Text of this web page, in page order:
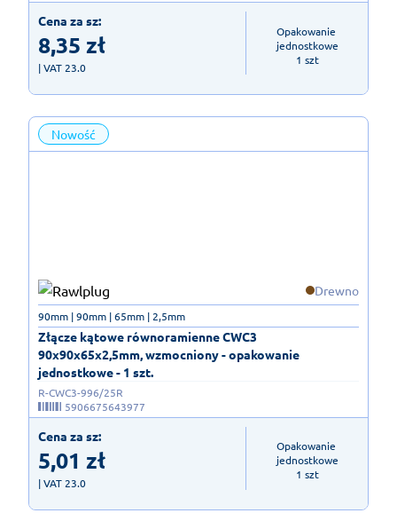
Cena za sz:
8,35 zł
| VAT 23.0
Opakowanie
jednostkowe
1 szt
Nowość
Drewno
Złącze kątowe równoramienne CWC3
90x90x65x2,5mm, wzmocniony - opakowanie
jednostkowe - 1 szt.
90mm | 90mm | 65mm | 2,5mm
R-CWC3-996/25R
5906675643977
Cena za sz:
5,01 zł
| VAT 23.0
Opakowanie
jednostkowe
1 szt